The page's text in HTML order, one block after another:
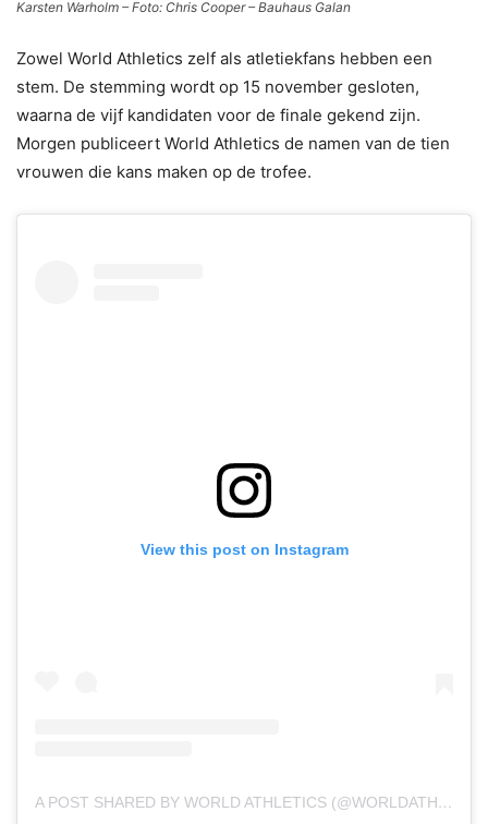
Karsten Warholm – Foto: Chris Cooper – Bauhaus Galan
Zowel World Athletics zelf als atletiekfans hebben een
stem. De stemming wordt op 15 november gesloten,
waarna de vijf kandidaten voor de finale gekend zijn.
Morgen publiceert World Athletics de namen van de tien
vrouwen die kans maken op de trofee.
View this post on Instagram
A POST SHARED BY WORLD ATHLETICS (@WORLDATHLETICS)